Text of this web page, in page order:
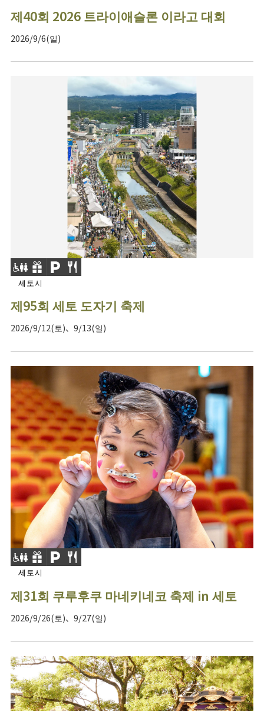
제40회 2026 트라이애슬론 이라고 대회
2026/9/6(일)
세토시
제95회 세토 도자기 축제
2026/9/12(토)、9/13(일)
세토시
제31회 쿠루후쿠 마네키네코 축제 in 세토
2026/9/26(토)、9/27(일)